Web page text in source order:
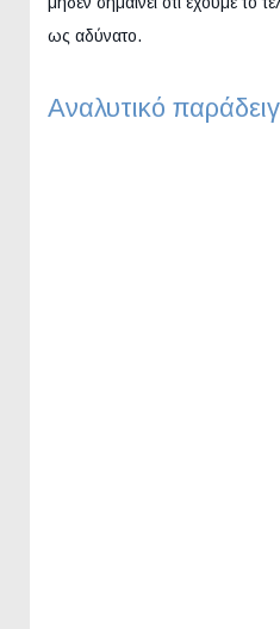
ως αδύνατο.
Αναλυτικό